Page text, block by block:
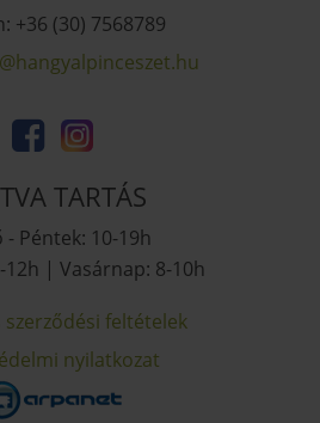
+36 (30) 7568789
TARTÁS
- Péntek: 10-19h
12h | Vasárnap: 8-10h
feltételek
nyilatkozat